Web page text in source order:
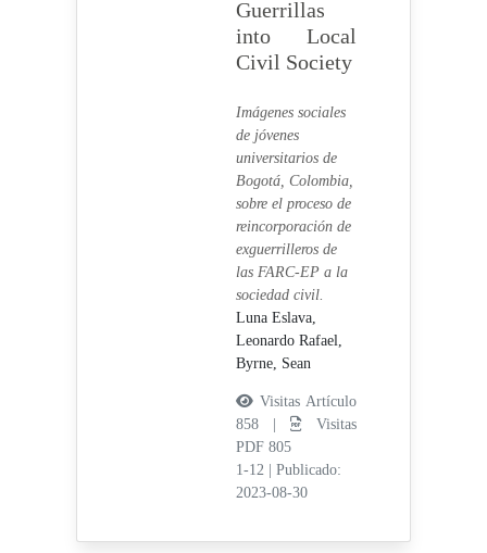
Guerrillas
into Local
Civil Society
Imágenes sociales
de jóvenes
universitarios de
Bogotá, Colombia,
sobre el proceso de
reincorporación de
exguerrilleros de
las FARC-EP a la
sociedad civil.
Luna Eslava,
Leonardo Rafael,
Byrne, Sean
Visitas Artículo
858 |
Visitas
PDF 805
1-12
Publicado:
2023-08-30